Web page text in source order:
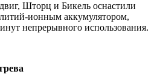
Шторц и Бикель оснастили
ионным аккумулятором,
непрерывного использования.